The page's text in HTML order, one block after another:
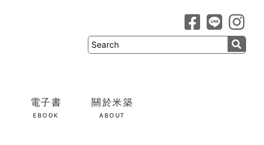
電子書
EBOOK
關於米築
ABOUT